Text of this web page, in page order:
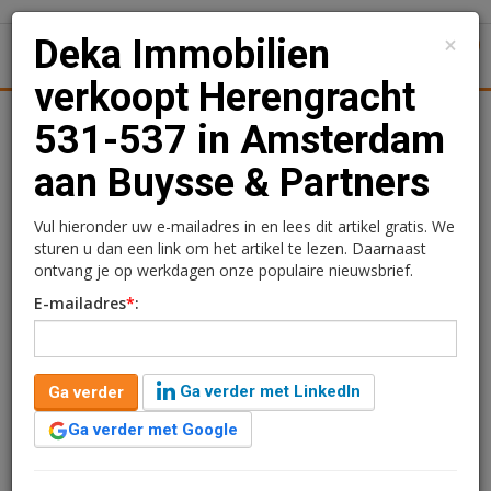
Achtergronden Woningmarkt
Deka Immobilien
verkoopt Herengracht
531-537 in Amsterdam
aan Buysse & Partners
Redactie
25 oktober 2024 om 13:57
2 jaar geleden aangepast
1 minuut leestijd
Buysse & Partners heeft het kantoorgebouw aan de
×
Deka Immobilien
verkoopt Herengracht
531-537 in Amsterdam
aan Buysse & Partners
Vul hieronder uw e-mailadres in en lees dit artikel gratis. We
sturen u dan een link om het artikel te lezen. Daarnaast
ontvang je op werkdagen onze populaire nieuwsbrief.
E-mailadres*:
Ga verder
Ga verder met LinkedIn
Ga verder met Google